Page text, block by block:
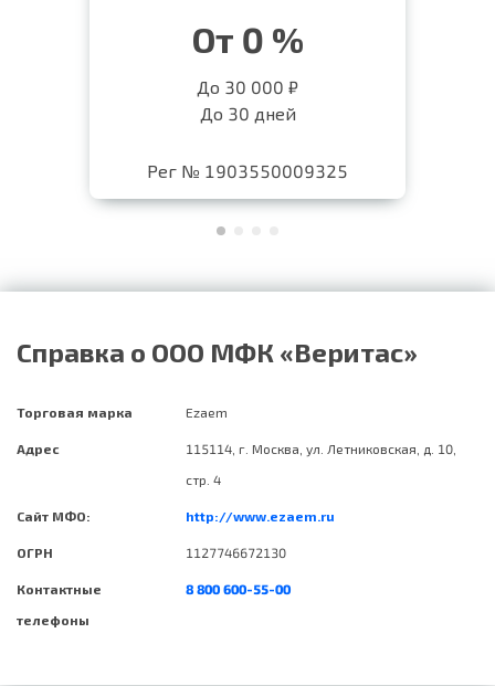
От 0 %
До 30 000 ₽
До 30 дней
Рег № 1903550009325
Справка о ООО МФК «Веритас»
Торговая марка Ezaem
Адрес
115114, г. Москва, ул. Летниковская, д. 10,
стр. 4
Сайт МФО: http://www.ezaem.ru
ОГРН 1127746672130
Контактные
телефоны
8 800 600-55-00